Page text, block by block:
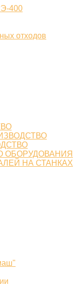
400
отходов
ОБОРУДОВАНИЯ
НА СТАНКАХ